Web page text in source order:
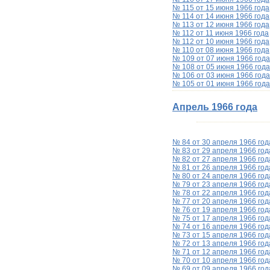
№ 115 от 15 июня 1966 года
№ 114 от 14 июня 1966 года
№ 113 от 12 июня 1966 года
№ 112 от 11 июня 1966 года
№ 112 от 10 июня 1966 года
№ 110 от 08 июня 1966 года
№ 109 от 07 июня 1966 года
№ 108 от 05 июня 1966 года
№ 106 от 03 июня 1966 года
№ 105 от 01 июня 1966 года
Апрель 1966 года
№ 84 от 30 апреля 1966
№ 83 от 29 апреля 1966
№ 82 от 27 апреля 1966
№ 81 от 26 апреля 1966
№ 80 от 24 апреля 1966
№ 79 от 23 апреля 1966
№ 78 от 22 апреля 1966
№ 77 от 20 апреля 1966
№ 76 от 19 апреля 1966
№ 75 от 17 апреля 1966
№ 74 от 16 апреля 1966
№ 73 от 15 апреля 1966
№ 72 от 13 апреля 1966
№ 71 от 12 апреля 1966
№ 70 от 10 апреля 1966